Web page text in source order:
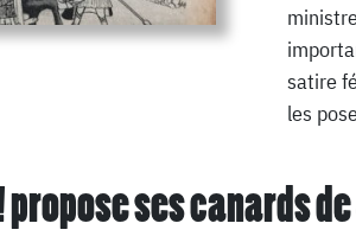
satire
les
propose ses canards de